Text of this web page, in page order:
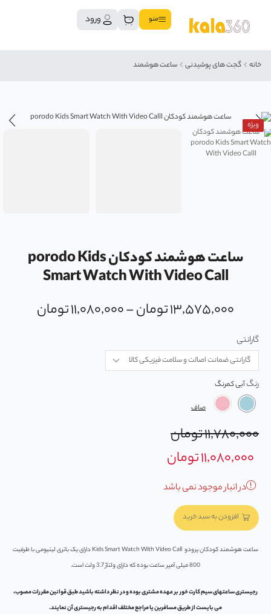
منو ورود
خانه گجت های پوشیدنی ساعت هوشمند
ویژه
ساعت هوشمند کودکان porodo Kids
Smart Watch With Video Call
۱۳,۵۷۵,۰۰۰تومان–۱۱,۰۸۰,۰۰۰تومان
گارانتی
رنگ
صاف
۱۱,۷۸۰,۰۰۰تومان
۱۱,۰۸۰,۰۰۰تومان
در انبار موجود نمی باشد
افزودن به سبد خرید
ساعت هوشمند کودکان پرودو Kids Smart Watch With Video Call دارای یک باتری لیتیومی با ظرفیت
800 میلی آمپر ساعت بوده که دارای ولتاژ 3.7 ولت است.
رجیستری ساعتهای سیم کارت خور بر عهده مشتری بوده و در نظر داشته باشید طبق قوانین مقررات مصوب،
می بایست از طریق مسافرین یا مراجع مختلف اقدام به رجیستری آن نمایند.